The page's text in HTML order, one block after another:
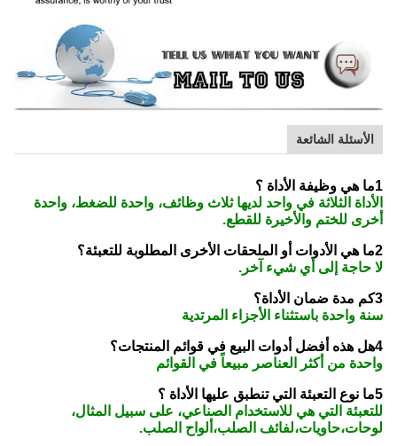
الأسئلة الشائعة
1ما هي وظيفة الأداة ؟
الأداة الثلاثة في واحد لديها ثلاث وظائف، واحدة للضغط، واحدة
أخرى للختم والأخيرة للقطع.
2ما هي الأدوات أو الملحقات الأخرى المطلوبة للتعبئة؟
لا حاجة إلى أي شيء آخر.
3كم مدة ضمان الأداة؟
سنة واحدة باستثناء الأجزاء المرتدية
4هل هذه أفضل أدوات البيع في قوائم المنتجات؟
واحدة من أكثر العناصر مبيعاً في القوائم
5ما نوع التعبئة التي تنطبق عليها الأداة ؟
للتعبئة التي هي للاستخدام الصناعي، على سبيل المثال،
لوحات،حاويات،لفائف الصلب،ألواح الصلب.